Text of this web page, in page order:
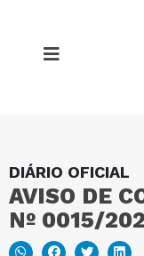
DIÁRIO OFICIAL
AVISO DE
Nº 0015/
MAPA DO SITE
PORTAL DA